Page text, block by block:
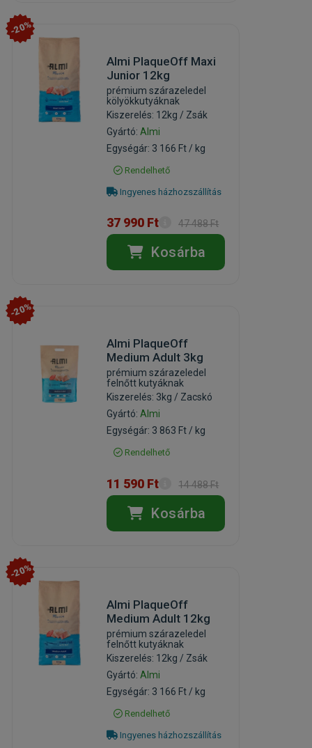
-20%
Almi PlaqueOff Maxi
Junior 12kg
prémium szárazeledel
kölyökkutyáknak
Kiszerelés: 12kg / Zsák
Gyártó: Almi
Egységár: 3 166 Ft / kg
Rendelhető
Ingyenes házhozszállítás
37 990 Ft 47 488 Ft
Kosárba
-20%
Almi PlaqueOff
Medium Adult 3kg
prémium szárazeledel
felnőtt kutyáknak
Kiszerelés: 3kg / Zacskó
Gyártó: Almi
Egységár: 3 863 Ft / kg
Rendelhető
11 590 Ft 14 488 Ft
Kosárba
-20%
Almi PlaqueOff
Medium Adult 12kg
prémium szárazeledel
felnőtt kutyáknak
Kiszerelés: 12kg / Zsák
Gyártó: Almi
Egységár: 3 166 Ft / kg
Rendelhető
Ingyenes házhozszállítás